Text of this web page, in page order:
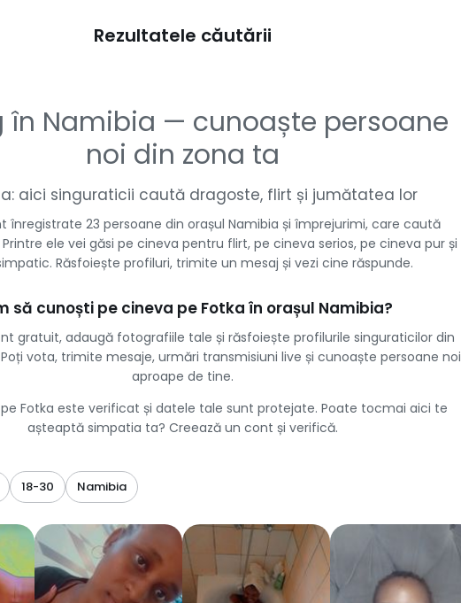
Rezultatele căutării
în Namibia — cunoaște persoane
noi din zona ta
aici singuraticii caută dragoste, flirt și jumătatea lor
înregistrate 23 persoane din orașul Namibia și împrejurimi, care caută
ele vei găsi pe cineva pentru flirt, pe cineva serios, pe cineva pur și
Răsfoiește profiluri, trimite un mesaj și vezi cine răspunde.
să cunoști pe cineva pe Fotka în orașul Namibia?
gratuit, adaugă fotografiile tale și răsfoiește profilurile singuraticilor din
vota, trimite mesaje, urmări transmisiuni live și cunoaște persoane noi
aproape de tine.
Fotka este verificat și datele tale sunt protejate. Poate tocmai aici te
așteaptă simpatia ta? Creează un cont și verifică.
18-30 Namibia